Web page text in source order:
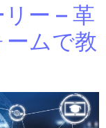
ー – 革
ムで教